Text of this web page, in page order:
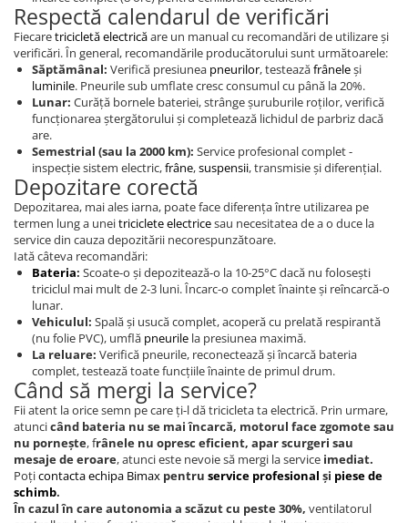
Acceleratie Scuter Electric
Camera Scuter Electric
Roti, Ax
Respectă calendarul de verificări
Fiecaretricicletă electricăare un manual cu recomandări de utilizare și
verificări. În general, recomandările producătorului sunt următoarele:
Săptămânal: Verifică presiunea pneurilor, testeazăfrâneleși
luminile. Pneurile sub umflate cresc consumul cu până la 20%.
Lunar: Curăță bornele bateriei, strânge șuruburile roților, verifică
funcționarea ștergătorului și completează lichidul de parbriz dacă
are.
Semestrial (sau la 2000 km): Service profesional complet -
inspecție sistem electric,frâne,suspensii, transmisie și diferențial.
Depozitare corectă
Depozitarea, mai ales iarna, poate face diferența între utilizarea pe
termen lung a uneitriciclete electricesau necesitatea de a o duce la
service din cauza depozitării necorespunzătoare.
Iată câteva recomandări:
Bateria: Scoate-o și depozitează-o la 10-25°C dacă nu folosești
triciclul mai mult de 2-3 luni. Încarc-o complet înainte și reîncarcă-o
lunar.
Vehiculul: Spală și usucă complet, acoperă cu prelată respirantă
(nu folie PVC), umflă pneurile la presiunea maximă.
La reluare: Verifică pneurile, reconectează și încarcă bateria
complet, testează toate funcțiile înainte de primul drum.
Când să mergi la service?
Fii atent la orice semn pe care ți-l dă tricicleta ta electrică. Prin urmare,
atuncicând bateria nu se mai încarcă, motorul face zgomote sau
nu pornește, frânele nu opresc eficient, apar scurgeri sau
mesaje de eroare, atunci este nevoie să mergi la service imediat.
Poțicontacta echipa Bimax pentru service profesional și piese de
schimb.
În cazul în care autonomia a scăzut cu peste 30%, ventilatorul